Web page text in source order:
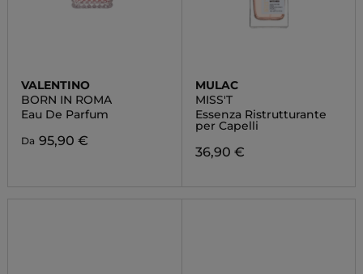
VALENTINO
BORN IN ROMA
Eau De Parfum
Da 95,90 €
MULAC
MISS'T
Essenza Ristrutturante
per Capelli
36,90 €